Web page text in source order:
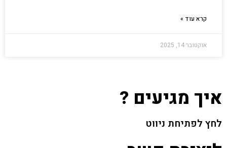
קרא עוד »
אוקטובר 14, 2025
איך מגיעים ?
לחץ לפתיחת ניווט